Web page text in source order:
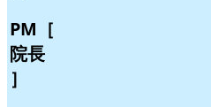
PM［
院長
］